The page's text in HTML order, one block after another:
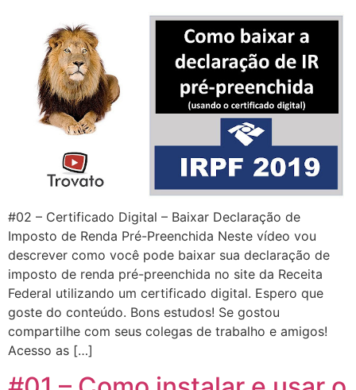
#02 – Certificado Digital – Baixar Declaração de
Imposto de Renda Pré-Preenchida Neste vídeo vou
descrever como você pode baixar sua declaração de
imposto de renda pré-preenchida no site da Receita
Federal utilizando um certificado digital. Espero que
goste do conteúdo. Bons estudos! Se gostou
compartilhe com seus colegas de trabalho e amigos!
Acesso as […]